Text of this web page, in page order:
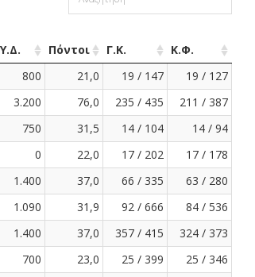
Υ.Δ. Πόντοι Γ.Κ.
Κ.Φ.
800 21,0 19 / 147
19 / 127
3.200 76,0 235 / 435
211 / 387
750 31,5 14 / 104
14 / 94
0 22,0 17 / 202
17 / 178
1.400 37,0 66 / 335
63 / 280
1.090 31,9 92 / 666
84 / 536
1.400 37,0 357 / 415
324 / 373
700 23,0 25 / 399
25 / 346